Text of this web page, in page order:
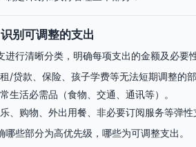
别可调整的支出
进行清晰分类，明确每项支出的金额及必要
租/贷款、保险、孩子学费等无法短期调整的部
常生活必需品（食物、交通、通讯等）。
乐、购物、外出用餐、非必要订阅服务等弹性
些部分为高优先级，哪些为可调整支出。